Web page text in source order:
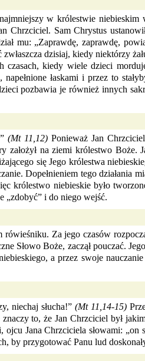
w królestwie niebieskim
Sam Chrystus
mu: „Zaprawdę, zaprawdę,
dzisiaj, kiedy niektórzy
kiedy wiele dzieci
łaskami i przez to
pozbawia je również innych
(Mt 11,12) Ponieważ Jan
założył na ziemi królestwo Boże.
się Jego królestwa
Dopełnieniem tego działania
królestwo niebieskie było
„zdobyć” i do niego wejść.
Za jego czasów
Słowo Boże, zaczął pouczać.
a przez swoje
niechaj słucha!”(Mt 11,14-15)
to, że Jan Chrzciciel był
Jana Chrzciciela słowami:
by przygotować Panu lud